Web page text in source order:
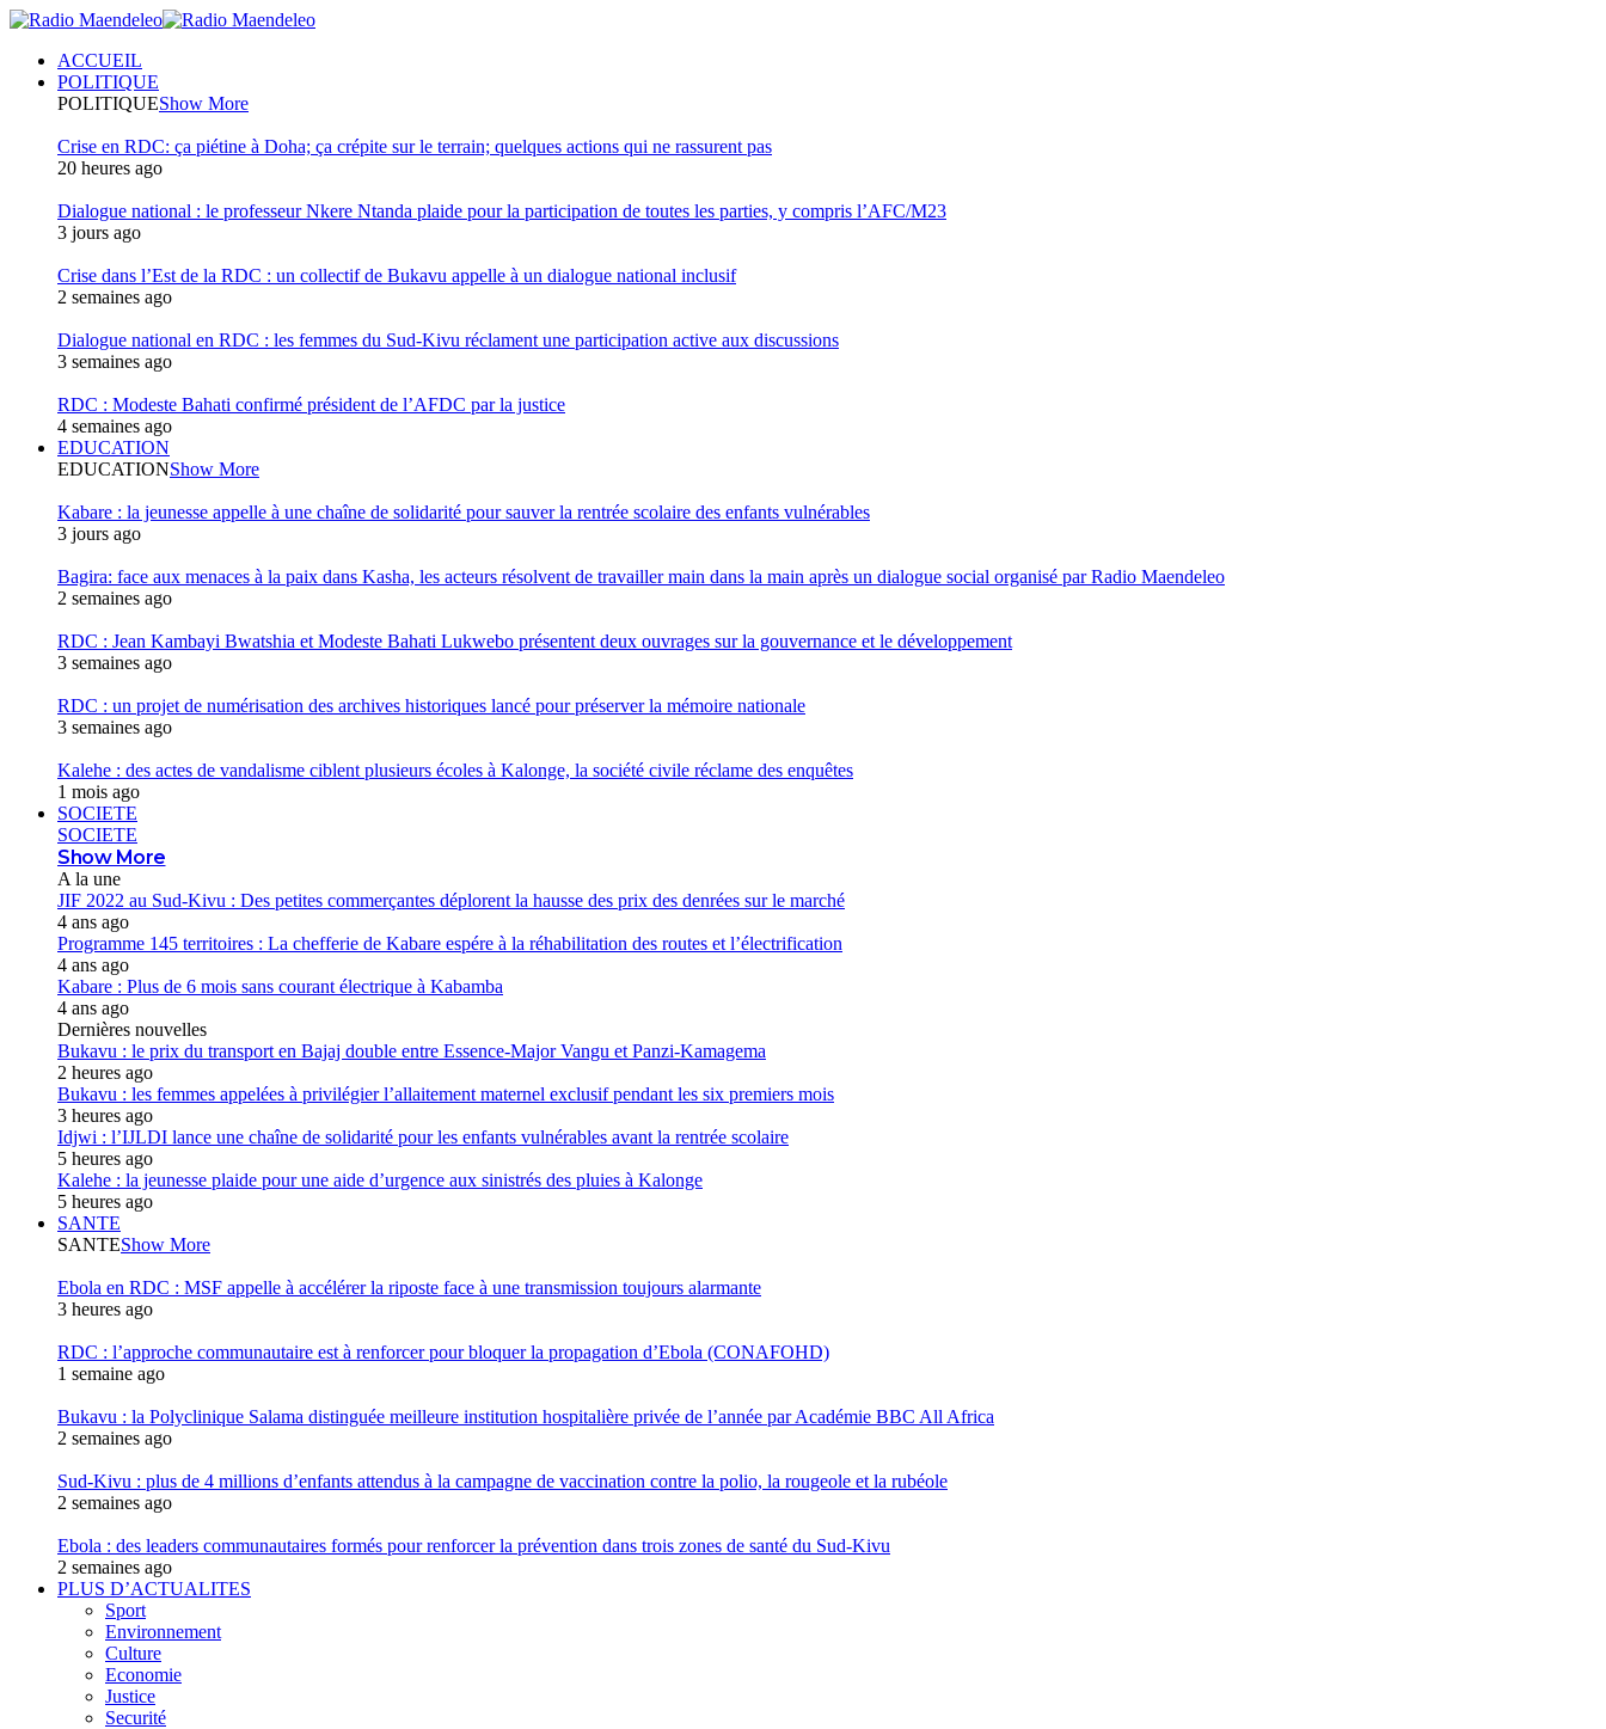
ACCUEIL
POLITIQUE
POLITIQUEShow More
Crise en RDC: ça piétine à Doha; ça crépite sur le terrain; quelques actions qui ne rassurent pas
20 heures ago
Dialogue national : le professeur Nkere Ntanda plaide pour la participation de toutes les parties, y compris l’AFC/M23
3 jours ago
Crise dans l’Est de la RDC : un collectif de Bukavu appelle à un dialogue national inclusif
2 semaines ago
Dialogue national en RDC : les femmes du Sud-Kivu réclament une participation active aux discussions
3 semaines ago
RDC : Modeste Bahati confirmé président de l’AFDC par la justice
4 semaines ago
EDUCATION
EDUCATIONShow More
Kabare : la jeunesse appelle à une chaîne de solidarité pour sauver la rentrée scolaire des enfants vulnérables
3 jours ago
Bagira: face aux menaces à la paix dans Kasha, les acteurs résolvent de travailler main dans la main après un dialogue social organisé par Radio Maendeleo
2 semaines ago
RDC : Jean Kambayi Bwatshia et Modeste Bahati Lukwebo présentent deux ouvrages sur la gouvernance et le développement
3 semaines ago
RDC : un projet de numérisation des archives historiques lancé pour préserver la mémoire nationale
3 semaines ago
Kalehe : des actes de vandalisme ciblent plusieurs écoles à Kalonge, la société civile réclame des enquêtes
1 mois ago
SOCIETE
SOCIETE
Show More
A la une
JIF 2022 au Sud-Kivu : Des petites commerçantes déplorent la hausse des prix des denrées sur le marché
4 ans ago
Programme 145 territoires : La chefferie de Kabare espére à la réhabilitation des routes et l’électrification
4 ans ago
Kabare : Plus de 6 mois sans courant électrique à Kabamba
4 ans ago
Dernières nouvelles
Bukavu : le prix du transport en Bajaj double entre Essence-Major Vangu et Panzi-Kamagema
2 heures ago
Bukavu : les femmes appelées à privilégier l’allaitement maternel exclusif pendant les six premiers mois
3 heures ago
Idjwi : l’IJLDI lance une chaîne de solidarité pour les enfants vulnérables avant la rentrée scolaire
5 heures ago
Kalehe : la jeunesse plaide pour une aide d’urgence aux sinistrés des pluies à Kalonge
5 heures ago
SANTE
SANTEShow More
Ebola en RDC : MSF appelle à accélérer la riposte face à une transmission toujours alarmante
3 heures ago
RDC : l’approche communautaire est à renforcer pour bloquer la propagation d’Ebola (CONAFOHD)
1 semaine ago
Bukavu : la Polyclinique Salama distinguée meilleure institution hospitalière privée de l’année par Académie BBC All Africa
2 semaines ago
Sud-Kivu : plus de 4 millions d’enfants attendus à la campagne de vaccination contre la polio, la rougeole et la rubéole
2 semaines ago
Ebola : des leaders communautaires formés pour renforcer la prévention dans trois zones de santé du Sud-Kivu
2 semaines ago
PLUS D’ACTUALITES
Sport
Environnement
Culture
Economie
Justice
Securité